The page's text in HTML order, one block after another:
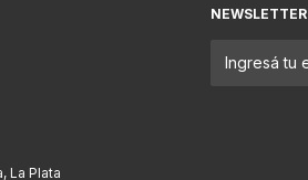
La Plata
NEWSLETTER